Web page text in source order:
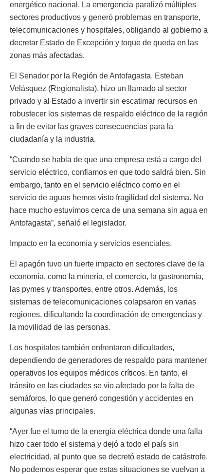
energético nacional. La emergencia paralizó múltiples
sectores productivos y generó problemas en transporte,
telecomunicaciones y hospitales, obligando al gobierno a
decretar Estado de Excepción y toque de queda en las
zonas más afectadas.
El Senador por la Región de Antofagasta, Esteban
Velásquez (Regionalista), hizo un llamado al sector
privado y al Estado a invertir sin escatimar recursos en
robustecer los sistemas de respaldo eléctrico de la región
a fin de evitar las graves consecuencias para la
ciudadanía y la industria.
“Cuando se habla de que una empresa está a cargo del
servicio eléctrico, confiamos en que todo saldrá bien. Sin
embargo, tanto en el servicio eléctrico como en el
servicio de aguas hemos visto fragilidad del sistema. No
hace mucho estuvimos cerca de una semana sin agua en
Antofagasta”, señaló el legislador.
Impacto en la economía y servicios esenciales.
El apagón tuvo un fuerte impacto en sectores clave de la
economía, como la minería, el comercio, la gastronomía,
las pymes y transportes, entre otros. Además, los
sistemas de telecomunicaciones colapsaron en varias
regiones, dificultando la coordinación de emergencias y
la movilidad de las personas.
Los hospitales también enfrentaron dificultades,
dependiendo de generadores de respaldo para mantener
operativos los equipos médicos críticos. En tanto, el
tránsito en las ciudades se vio afectado por la falta de
semáforos, lo que generó congestión y accidentes en
algunas vías principales.
“Ayer fue el turno de la energía eléctrica donde una falla
hizo caer todo el sistema y dejó a todo el país sin
electricidad, al punto que se decretó estado de catástrofe.
No podemos esperar que estas situaciones se vuelvan a